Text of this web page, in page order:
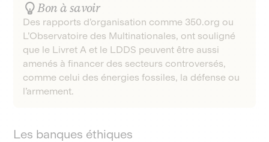
Bon à savoir
Des rapports d’organisation comme 350.org ou
L’Observatoire des Multinationales, ont souligné
que le Livret A et le LDDS peuvent être aussi
amenés à financer des secteurs controversés,
comme celui des énergies fossiles, la défense ou
l’armement.
Les banques éthiques